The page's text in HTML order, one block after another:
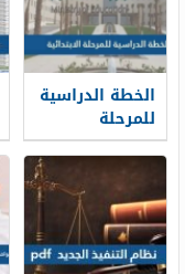
الخطة الدراسية
للمرحلة
الابتدائية 1448